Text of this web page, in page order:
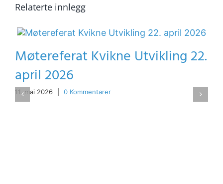
Relaterte innlegg
Møtereferat Kvikne Utvikling 22.
april 2026
11. mai 2026 0 Kommentarer